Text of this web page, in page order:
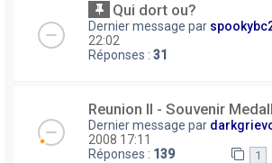
Qui dort ou?
Dernier message par
22:02
Réponses : 31
Reunion II - Souvenir
Dernier message par
2008 17:11
Réponses : 139 1